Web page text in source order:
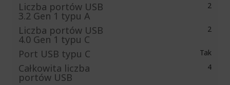
Liczba portów USB
3.2 Gen 1 typu A
2
Liczba portów USB
4.0 Gen 1 typu C
2
Port USB typu C Tak
Całkowita liczba
portów USB
4